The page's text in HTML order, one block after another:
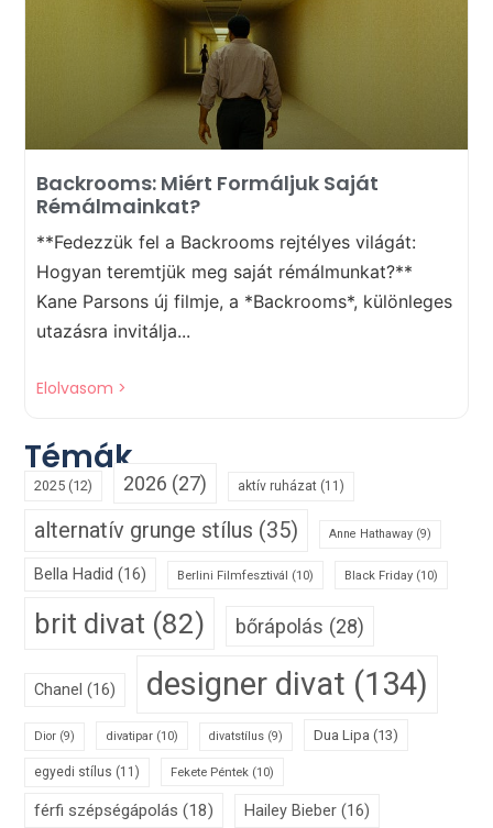
Backrooms: Miért Formáljuk Saját
Rémálmainkat?
**Fedezzük fel a Backrooms rejtélyes világát:
Hogyan teremtjük meg saját rémálmunkat?**
Kane Parsons új filmje, a *Backrooms*, különleges
utazásra invitálja...
Elolvasom >
Témák
2025 (12) 2026 (27) aktív ruházat (11)
alternatív grunge stílus (35) Anne Hathaway (9)
Bella Hadid (16) Berlini Filmfesztivál (10) Black Friday (10)
brit divat (82) bőrápolás (28)
Chanel (16) designer divat (134)
Dior (9) divatipar (10) divatstílus (9) Dua Lipa (13)
egyedi stílus (11) Fekete Péntek (10)
férfi szépségápolás (18) Hailey Bieber (16)